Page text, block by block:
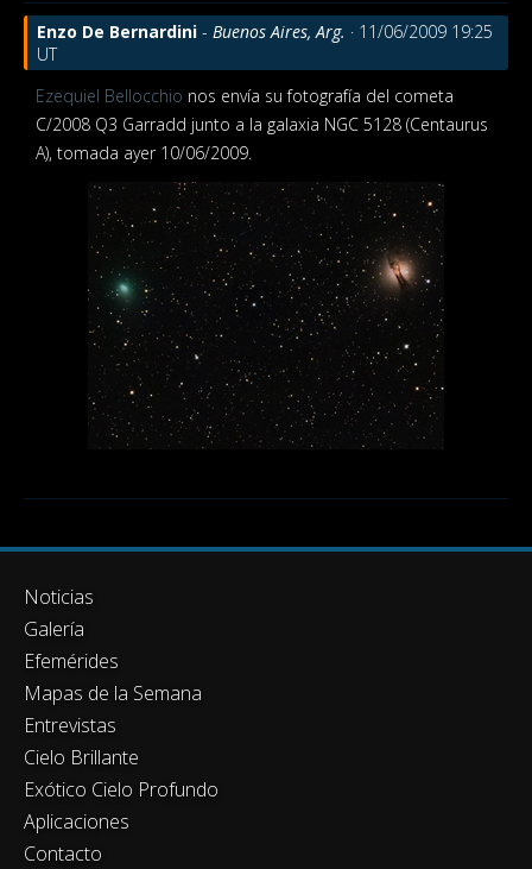
Enzo De Bernardini - Buenos Aires, Arg. · 11/06/2009 19:25
UT
Ezequiel Bellocchio nos envía su fotografía del cometa
C/2008 Q3 Garradd junto a la galaxia NGC 5128 (Centaurus
A), tomada ayer 10/06/2009.
Noticias
Galería
Efemérides
Mapas de la Semana
Entrevistas
Cielo Brillante
Exótico Cielo Profundo
Aplicaciones
Contacto